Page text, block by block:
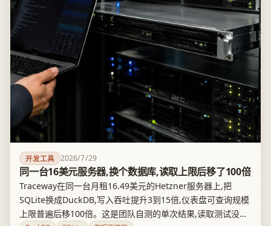
开发工具 2026/7/29
同一台16美元服务器,换个数据库,读取上限后移了100倍
Traceway在同一台月租16.49美元的Hetzner服务器上,把
SQLite换成DuckDB,写入吞吐提升3到15倍,仪表盘可查询规模
上限普遍后移100倍。这是团队自测的单次结果,读取测试没有